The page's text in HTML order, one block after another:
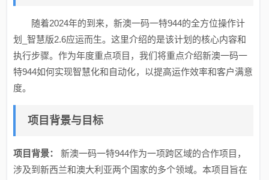
随着2024年的到来，新澳一码一特944的全方位操作计
划_智慧版2.6应运而生。这里介绍的是该计划的核心内容和
执行步骤。作为年度重点项目，我们将重点介绍新澳一码一
特944如何实现智慧化和自动化，以提高运作效率和客户满意
度。
项目背景与目标
项目背景：
新澳一码一特944作为一项跨区域的合作项目，
涉及到新西兰和澳大利亚两个国家的多个领域。本项目旨在